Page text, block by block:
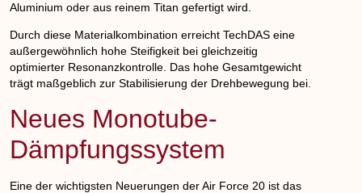
Aluminium oder aus reinem Titan gefertigt wird.
Durch diese Materialkombination erreicht TechDAS eine
außergewöhnlich hohe Steifigkeit bei gleichzeitig
optimierter Resonanzkontrolle. Das hohe Gesamtgewicht
trägt maßgeblich zur Stabilisierung der Drehbewegung bei.
Neues Monotube-
Dämpfungssystem
Eine der wichtigsten Neuerungen der Air Force 20 ist das